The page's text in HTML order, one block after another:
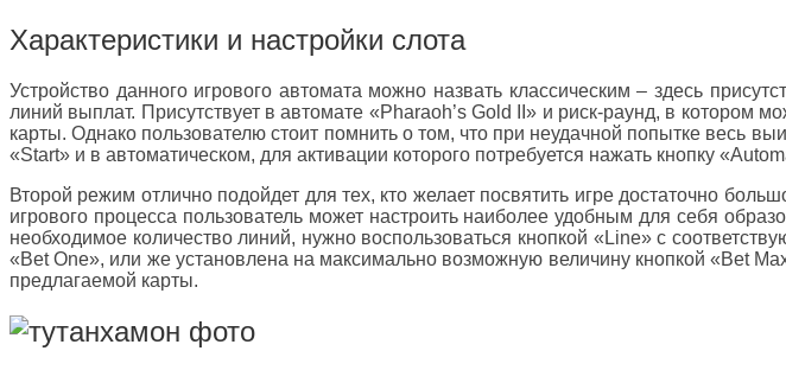
Характеристики и настройки слота
Устройство данного игрового автомата можно назвать классическим – здесь
линий выплат. Присутствует в автомате «Pharaoh’s Gold II» и риск-раунд, в котором
карты. Однако пользователю стоит помнить о том, что при неудачной попытке весь
«Start» и в автоматическом, для активации которого потребуется нажать кнопку
Второй режим отлично подойдет для тех, кто желает посвятить игре достаточно
игрового процесса пользователь может настроить наиболее удобным для себя
необходимое количество линий, нужно воспользоваться кнопкой «Line» с
«Bet One», или же установлена на максимально возможную величину кнопкой «Bet
предлагаемой карты.